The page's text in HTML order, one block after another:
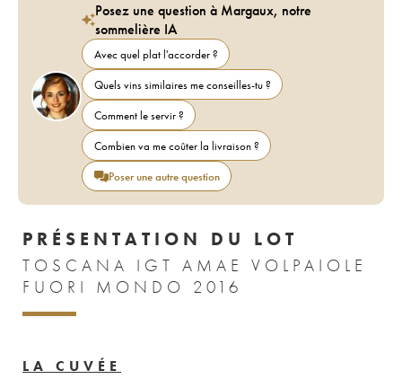
Posez une question à Margaux, notre
sommelière IA
Avec quel plat l'accorder ?
Quels vins similaires me conseilles-tu ?
Comment le servir ?
Combien va me coûter la livraison ?
Poser une autre question
PRÉSENTATION DU LOT
TOSCANA IGT AMAE VOLPAIOLE
FUORI MONDO 2016
LA CUVÉE